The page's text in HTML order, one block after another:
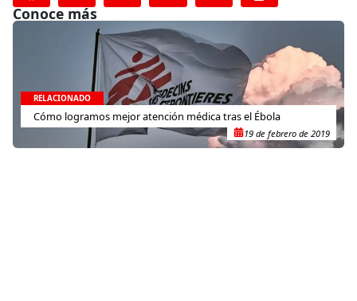
Conoce más
RELACIONADO
Cómo logramos mejor atención médica tras el Ébola
19 de febrero de 2019